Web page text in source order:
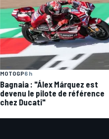
MOTOGP6 h
Bagnaia : "Álex Márquez est
devenu le pilote de référence
chez Ducati"